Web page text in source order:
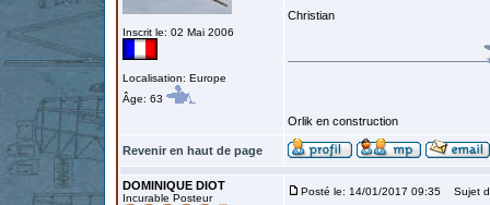
Inscrit le: 02 Mai 2006
Localisation: Europe
Âge: 63
Christian
Orlik en construction
Revenir en haut de page
DOMINIQUE DIOT
Incurable Posteur
Posté le: 14/01/2017 09:35 Sujet